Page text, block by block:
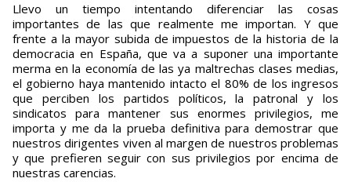
Llevo un tiempo intentando diferenciar las cosas
importantes de las que realmente me importan. Y que
frente a la mayor subida de impuestos de la historia de la
democracia en España, que va a suponer una importante
merma en la economía de las ya maltrechas clases medias,
el gobierno haya mantenido intacto el 80% de los ingresos
que perciben los partidos políticos, la patronal y los
sindicatos para mantener sus enormes privilegios, me
importa y me da la prueba definitiva para demostrar que
nuestros dirigentes viven al margen de nuestros problemas
y que prefieren seguir con sus privilegios por encima de
nuestras carencias.